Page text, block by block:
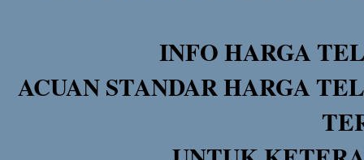
INFO HARGA
ACUAN STANDAR HARGA